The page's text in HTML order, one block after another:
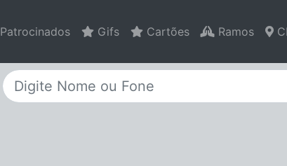
Patrocinados Gifs Cartões Ramos